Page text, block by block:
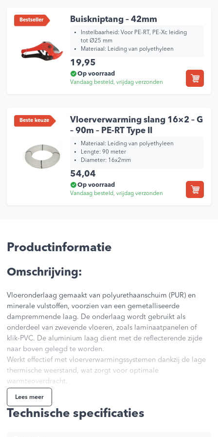
Bestseller Buiskniptang – 42mm
Instelbaarheid: Voor PE-RT, PE-Xc leiding
tot Ø25 mm
Materiaal: Leiding van polyethyleen
19,95
Op voorraad
Vandaag besteld, vrijdag verzonden
Beste keuze
Vloerverwarming slang 16×2 – G
– 90m – PE-RT Type II
Materiaal: Leiding van polyethyleen
Lengte: 90 meter
Diameter: 16x2mm
54,04
Op voorraad
Vandaag besteld, vrijdag verzonden
Productinformatie
Omschrijving:
Vloeronderlaag gemaakt van polyurethaanschuim (PUR) en
minerale vulstoffen, voorzien van een gemetalliseerde
dampremmende laag. De onderlaag wordt gebruikt als
onderdeel van zwevende vloeren, zoals laminaatpanelen of
klik-PVC. De aluminium laag dient met de reflecterende zijde
naar boven gelegd te worden.
Werkt effectief met vloerverwarmingssystemen dankzij de lage
thermische weerstand, wat zorgt voor optimale
warmteoverdracht.
Voordelen
Lees meer
Technische specificaties